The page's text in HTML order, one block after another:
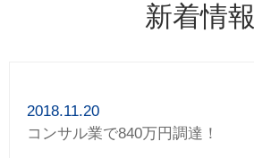
新着情報
2018.11.20
コンサル業で840万円調達！